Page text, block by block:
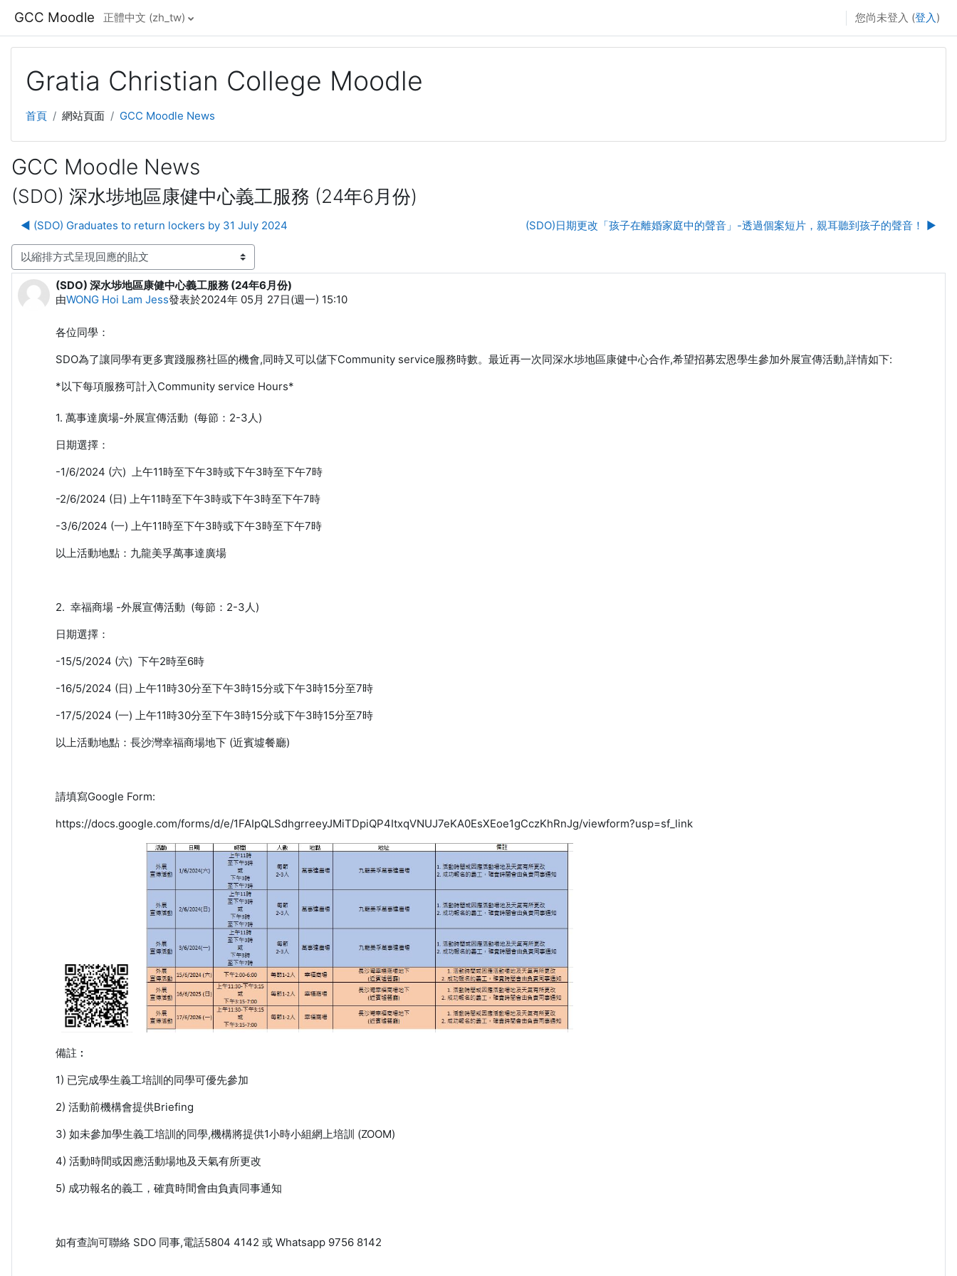
GCC Moodle 正體中文 ‎(zh_tw)‎ 您尚未登入 (登入)
Gratia Christian College Moodle
首頁 網站頁面 GCC Moodle News
GCC Moodle News
(SDO) 深水埗地區康健中心義工服務 (24年6月份)
◀︎ (SDO) Graduates to return lockers by 31 July 2024 (SDO)日期更改「孩子在離婚家庭中的聲音」-透過個案短片，親耳聽到孩子的聲音！ ▶︎
模式
(SDO) 深水埗地區康健中心義工服務 (24年6月份)
由WONG Hoi Lam Jess發表於2024年 05月 27日(週一) 15:10
Number of replies: 0
各位同學：
SDO為了讓同學有更多實踐服務社區的機會,同時又可以儲下Community service服務時數。最近再一次同深水埗地區康健中心合作,希望招募宏恩學生參加外展宣傳活動,詳情如下:
*以下每項服務可計入Community service Hours*
1. 萬事達廣場-外展宣傳活動 (每節：2-3人)
日期選擇：
-1/6/2024 (六) 上午11時至下午3時或下午3時至下午7時
-2/6/2024 (日) 上午11時至下午3時或下午3時至下午7時
-3/6/2024 (一) 上午11時至下午3時或下午3時至下午7時
以上活動地點：九龍美孚萬事達廣場
2. 幸福商場 -外展宣傳活動 (每節：2-3人)
日期選擇：
-15/5/2024 (六) 下午2時至6時
-16/5/2024 (日) 上午11時30分至下午3時15分或下午3時15分至7時
-17/5/2024 (一) 上午11時30分至下午3時15分或下午3時15分至7時
以上活動地點：長沙灣幸福商場地下 (近賓墟餐廳)
請填寫Google Form:
https://docs.google.com/forms/d/e/1FAIpQLSdhgrreeyJMiTDpiQP4ItxqVNUJ7eKA0EsXEoe1gCczKhRnJg/viewform?usp=sf_link
備註︰
1) 已完成學生義工培訓的同學可優先參加
2) 活動前機構會提供Briefing
3) 如未參加學生義工培訓的同學,機構將提供1小時小組網上培訓 (ZOOM)
4) 活動時間或因應活動場地及天氣有所更改
5) 成功報名的義工，確賁時間會由負責同事通知
如有查詢可聯絡 SDO 同事,電話5804 4142 或 Whatsapp 9756 8142